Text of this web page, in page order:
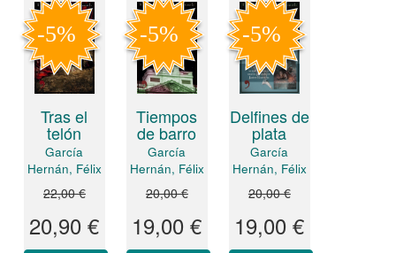
Tras el
telón
García
Hernán, Félix
22,00 €
20,90 €
Tiempos
de barro
García
Hernán, Félix
20,00 €
19,00 €
Delfines de
plata
García
Hernán, Félix
20,00 €
19,00 €